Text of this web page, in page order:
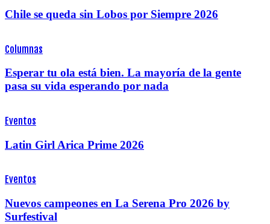
Chile se queda sin Lobos por Siempre 2026
Columnas
Esperar tu ola está bien. La mayoría de la gente
pasa su vida esperando por nada
Eventos
Latin Girl Arica Prime 2026
Eventos
Nuevos campeones en La Serena Pro 2026 by
Surfestival